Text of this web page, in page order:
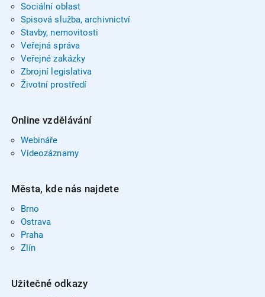
Sociální oblast
Spisová služba, archivnictví
Stavby, nemovitosti
Veřejná správa
Veřejné zakázky
Zbrojní legislativa
Životní prostředí
Online vzdělávání
Webináře
Videozáznamy
Města, kde nás najdete
Brno
Ostrava
Praha
Zlín
Užitečné odkazy